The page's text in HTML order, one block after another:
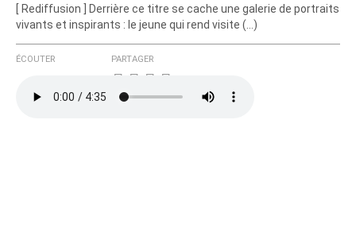
Ajoutez votre commentaire ici
Texte de votre message
[ Rediffusion ] Derrière ce titre se cache une galerie de portraits
vivants et inspirants : le jeune qui rend visite (…)
ÉCOUTER PARTAGER